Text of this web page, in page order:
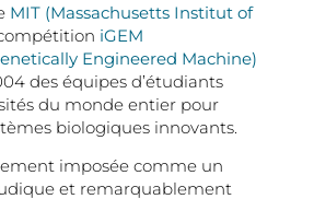
MIT (Massachusetts Institut of
iGEM
Engineered Machine)
des équipes d’étudiants
du monde entier pour
biologiques innovants.
imposée comme un
et remarquablement